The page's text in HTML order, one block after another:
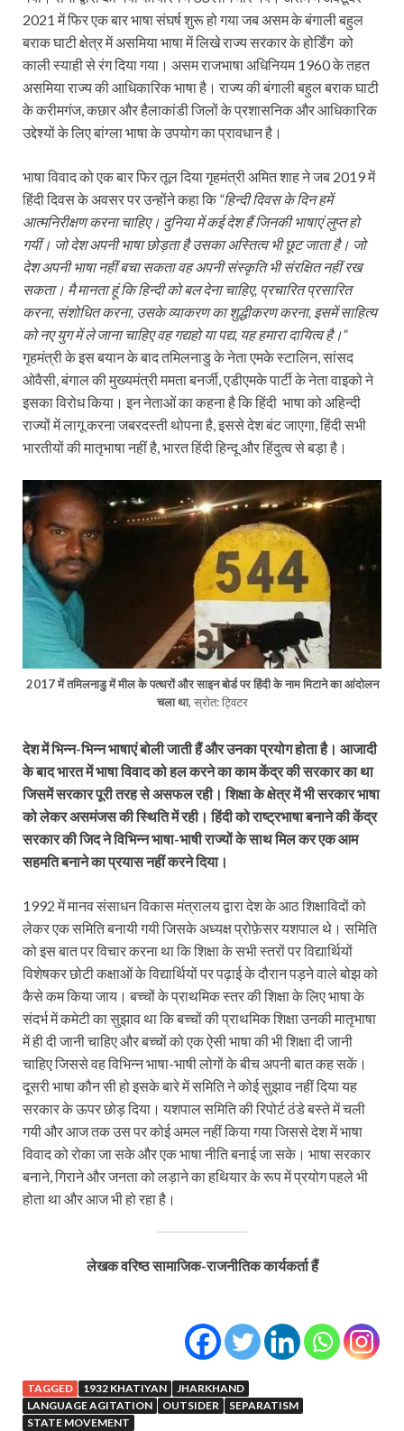
2021 में फिर एक बार भाषा संघर्ष शुरू हो गया जब असम के बंगाली बहुल
बराक घाटी क्षेत्र में असमिया भाषा में लिखे राज्य सरकार के होर्डिंग को
काली स्याही से रंग दिया गया। असम राजभाषा अधिनियम 1960 के तहत
असमिया राज्य की आधिकारिक भाषा है। राज्य की बंगाली बहुल बराक घाटी
के करीमगंज, कछार और हैलाकांडी जिलों के प्रशासनिक और आधिकारिक
उद्देश्यों के लिए बांग्ला भाषा के उपयोग का प्रावधान है।
भाषा विवाद को एक बार फिर तूल दिया गृहमंत्री अमित शाह ने जब 2019 में
हिंदी दिवस के अवसर पर उन्‍होंने कहा कि “हिन्दी दिवस के दिन हमें
आत्मनिरीक्षण करना चाहिए। दुनिया में कई देश हैं जिनकी भाषाएं लुप्त हो
गयीं। जो देश अपनी भाषा छोड़ता है उसका अस्तित्व भी छूट जाता है। जो
देश अपनी भाषा नहीं बचा सकता वह अपनी संस्कृति भी संरक्षित नहीं रख
सकता। मै मानता हूं कि हिन्दी को बल देना चाहिए, प्रचारित प्रसारित
करना, संशोधित करना, उसके व्याकरण का शुद्धीकरण करना, इसमें साहित्य
को नए युग में ले जाना चाहिए वह गद्यहो या पद्य, यह हमारा दायित्व है।”
गृहमंत्री के इस बयान के बाद तमिलनाडु के नेता एमके स्टालिन, सांसद
ओवैसी, बंगाल की मुख्यमंत्री ममता बनर्जी, एडीएमके पार्टी के नेता वाइको ने
इसका विरोध किया। इन नेताओं का कहना है कि हिंदी भाषा को अहिन्दी
राज्यों में लागू करना जबरदस्ती थोपना है, इससे देश बंट जाएगा, हिंदी सभी
भारतीयों की मातृभाषा नहीं है, भारत हिंदी हिन्दू और हिंदुत्व से बड़ा है।
2017 में तमिलनाडु में मील के पत्थरों और साइन बोर्ड पर हिंदी के नाम मिटाने का आंदोलन
चला था, स्रोत: ट्विटर
देश में भिन्न-भिन्न भाषाएं बोली जाती हैं और उनका प्रयोग होता है। आजादी
के बाद भारत में भाषा विवाद को हल करने का काम केंद्र की सरकार का था
जिसमें सरकार पूरी तरह से असफल रही। शिक्षा के क्षेत्र में भी सरकार भाषा
को लेकर असमंजस की स्थिति में रही। हिंदी को राष्ट्रभाषा बनाने की केंद्र
सरकार की जिद ने विभिन्न भाषा-भाषी राज्यों के साथ मिल कर एक आम
सहमति बनाने का प्रयास नहीं करने दिया।
1992 में मानव संसाधन विकास मंत्रालय द्वारा देश के आठ शिक्षाविदों को
लेकर एक समिति बनायी गयी जिसके अध्यक्ष प्रोफ़ेसर यशपाल थे। समिति
को इस बात पर विचार करना था कि शिक्षा के सभी स्तरों पर विद्यार्थियों
विशेषकर छोटी कक्षाओं के विद्यार्थि‍यों पर पढ़ाई के दौरान पड़ने वाले बोझ को
कैसे कम किया जाय। बच्चों के प्राथमिक स्तर की शिक्षा के लिए भाषा के
संदर्भ में कमेटी का सुझाव था कि बच्चों की प्राथमिक शिक्षा उनकी मातृभाषा
में ही दी जानी चाहिए और बच्चों को एक ऐसी भाषा की भी शिक्षा दी जानी
चाहिए जिससे वह विभिन्न भाषा-भाषी लोगों के बीच अपनी बात कह सकें।
दूसरी भाषा कौन सी हो इसके बारे में समिति ने कोई सुझाव नहीं दिया यह
सरकार के ऊपर छोड़ दिया। यशपाल समिति की रिपोर्ट ठंडे बस्ते में चली
गयी और आज तक उस पर कोई अमल नहीं किया गया जिससे देश में भाषा
विवाद को रोका जा सके और एक भाषा नीति बनाई जा सके। भाषा सरकार
बनाने, गिराने और जनता को लड़ाने का हथियार के रूप में प्रयोग पहले भी
होता था और आज भी हो रहा है।
लेखक वरिष्ठ सामाजिक-राजनीतिक कार्यकर्ता हैं
TAGGED 1932 KHATIYAN
JHARKHAND
LANGUAGE AGITATION
OUTSIDER
SEPARATISM
STATE MOVEMENT